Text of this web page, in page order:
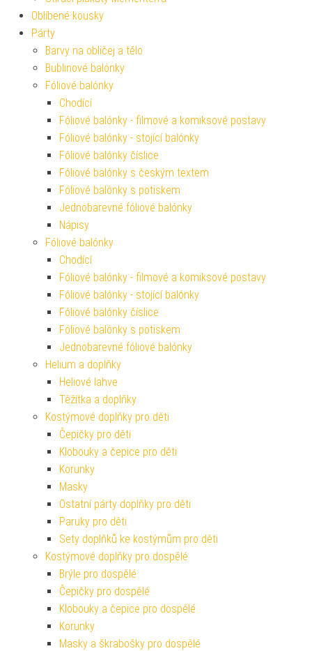
Oblíbené kousky
Párty
Barvy na obličej a tělo
Bublinové balónky
Fóliové balónky
Chodící
Fóliové balónky - filmové a komiksové postavy
Fóliové balónky - stojící balónky
Fóliové balónky číslice
Fóliové balónky s českým textem
Fóliové balónky s potiskem
Jednobarevné fóliové balónky
Nápisy
Fóliové balónky
Chodící
Fóliové balónky - filmové a komiksové postavy
Fóliové balónky - stojící balónky
Fóliové balónky číslice
Fóliové balónky s potiskem
Jednobarevné fóliové balónky
Helium a doplňky
Heliové lahve
Těžítka a doplňky
Kostýmové doplňky pro děti
Čepičky pro děti
Klobouky a čepice pro děti
Korunky
Masky
Ostatní párty doplňky pro děti
Paruky pro děti
Sety doplňků ke kostýmům pro děti
Kostýmové doplňky pro dospělé
Brýle pro dospělé
Čepičky pro dospělé
Klobouky a čepice pro dospělé
Korunky
Masky a škrabošky pro dospělé